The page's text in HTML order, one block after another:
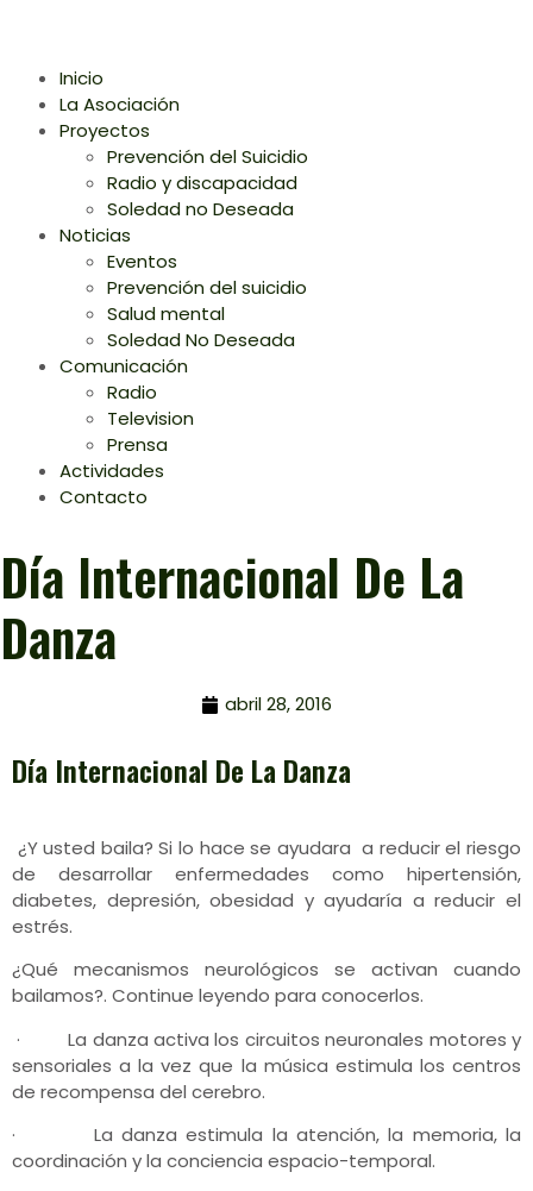
Inicio
La Asociación
Proyectos
Prevención del Suicidio
Radio y discapacidad
Soledad no Deseada
Noticias
Eventos
Prevención del suicidio
Salud mental
Soledad No Deseada
Comunicación
Radio
Television
Prensa
Actividades
Contacto
Día Internacional De La
Danza
abril 28, 2016
Día Internacional De La Danza
¿Y usted baila? Si lo hace se ayudara a reducir el riesgo
de desarrollar enfermedades como hipertensión,
diabetes, depresión, obesidad y ayudaría a reducir el
estrés.
¿Qué mecanismos neurológicos se activan cuando
bailamos?. Continue leyendo para conocerlos.
· La danza activa los circuitos neuronales motores y
sensoriales a la vez que la música estimula los centros
de recompensa del cerebro.
· La danza estimula la atención, la memoria, la
coordinación y la conciencia espacio-temporal.